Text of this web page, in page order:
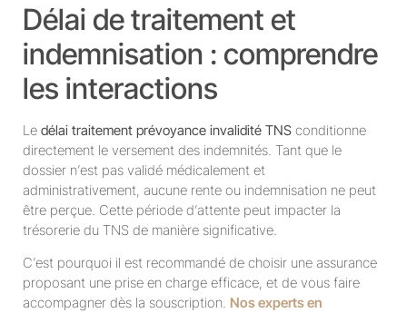
Délai de traitement et
indemnisation : comprendre
les interactions
Le délai traitement prévoyance invalidité TNS conditionne
directement le versement des indemnités. Tant que le
dossier n’est pas validé médicalement et
administrativement, aucune rente ou indemnisation ne peut
être perçue. Cette période d’attente peut impacter la
trésorerie du TNS de manière significative.
C’est pourquoi il est recommandé de choisir une assurance
proposant une prise en charge efficace, et de vous faire
accompagner dès la souscription. Nos experts en